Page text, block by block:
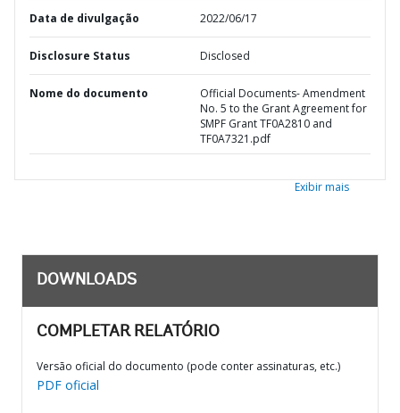
Data de divulgação 2022/06/17
Disclosure Status Disclosed
Nome do documento
Official Documents- Amendment
No. 5 to the Grant Agreement for
SMPF Grant TF0A2810 and
TF0A7321.pdf
Exibir mais
DOWNLOADS
COMPLETAR RELATÓRIO
Versão oficial do documento (pode conter assinaturas, etc.)
PDF oficial